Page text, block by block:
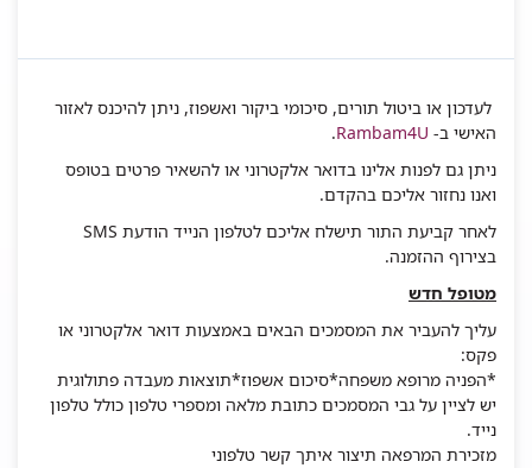
לעדכון או ביטול תורים, סיכומי ביקור ואשפוז, ניתן להיכנס לאזור
האישי ב- Rambam4U
.
ניתן גם לפנות אלינו בדואר אלקטרוני או להשאיר פרטים בטופס
ואנו נחזור אליכם בהקדם.
לאחר קביעת התור תישלח אליכם לטלפון הנייד הודעת SMS
בצירוף ההזמנה.
מטופל חדש
עליך להעביר את המסמכים הבאים באמצעות דואר אלקטרוני או
פקס:
*הפניה מרופא משפחה*סיכום אשפוז*תוצאות מעבדה פתולוגית
יש לציין על גבי המסמכים כתובת מלאה ומספרי טלפון כולל טלפון
נייד.
מזכירת המרפאה תיצור איתך קשר טלפוני